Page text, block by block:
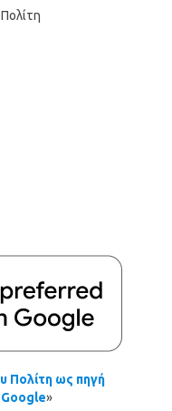
Πολίτη ως πηγή
»